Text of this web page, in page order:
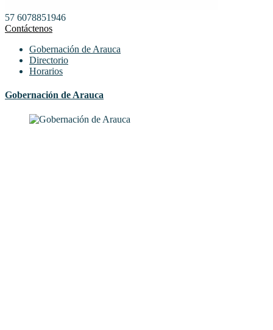
57 6078851946
Contáctenos
Gobernación de Arauca
Directorio
Horarios
Gobernación de Arauca